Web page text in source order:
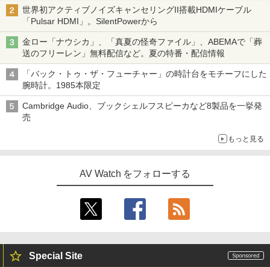
世界初アクティブノイズキャンセリングII搭載HDMIケーブル
「Pulsar HDMI」。SilentPowerから
金ロー「ナウシカ」、「真夏の怪奇ファイル」、ABEMAで「葬
送のフリーレン」無料配信など。夏の特番・配信情報
「バック・トゥ・ザ・フューチャー」の時計台をモチーフにした
腕時計。1985本限定
Cambridge Audio、ブックシェルフスピーカなど8製品を一挙発
売
もっと見る
AV Watch をフォローする
Special Site